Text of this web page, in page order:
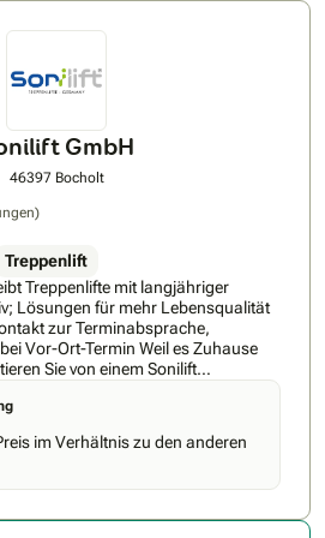
schnellen und kurzfristigen
erhalten Sie von uns einen Anruf
von Rehabitat versprechen Ihnen
unserer Website oder rufen Sie uns
Mitarbeiter vereinbaren mit
Beratungstermin bei Ihnen vor
GmbH
46397 Bocholt
Treppenlift
Treppenlifte mit langjähriger
Lösungen für mehr Lebensqualität
zur Terminabsprache,
Termin Weil es Zuhause
Sie von einem Sonilift
Zuhause Ihr Zuhause bleibt.
Beratung - Ihr Partner für
Hand! Auch nach
im Mobilitätsbereich möchten wir
Sie weiterentwickeln und
wir tun, stehen Sie als Nutzer
im Verhältnis zu den anderen